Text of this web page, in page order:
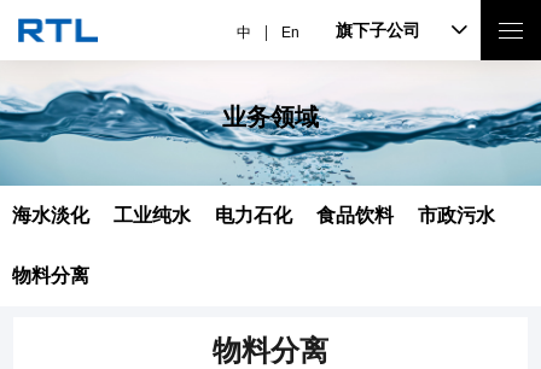
中 En 旗下子公司
业务领域
海水淡化 工业纯水 电力石化 食品饮料 市政污水
物料分离
物料分离